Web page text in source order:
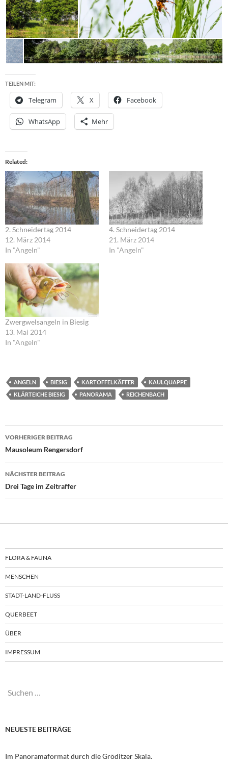
TEILEN MIT:
Telegram X Facebook
WhatsApp Mehr
Related
2. Schneidertag 2014
12. März 2014
In "Angeln"
4. Schneidertag 2014
21. März 2014
In "Angeln"
Zwergwelsangeln in Biesig
13. Mai 2014
In "Angeln"
ANGELN BIESIG KARTOFFELKÄFFER
KAULQUAPPE
KLÄRTEICHE BIESIG
PANORAMA REICHENBACH
Beitragsnavigation
VORHERIGER BEITRAG
Mausoleum Rengersdorf
NÄCHSTER BEITRAG
Drei Tage im Zeitraffer
FLORA & FAUNA
MENSCHEN
STADT-LAND-FLUSS
QUERBEET
ÜBER
IMPRESSUM
Suchen
NEUESTE BEITRÄGE
Im Panoramaformat durch die Gröditzer Skala.